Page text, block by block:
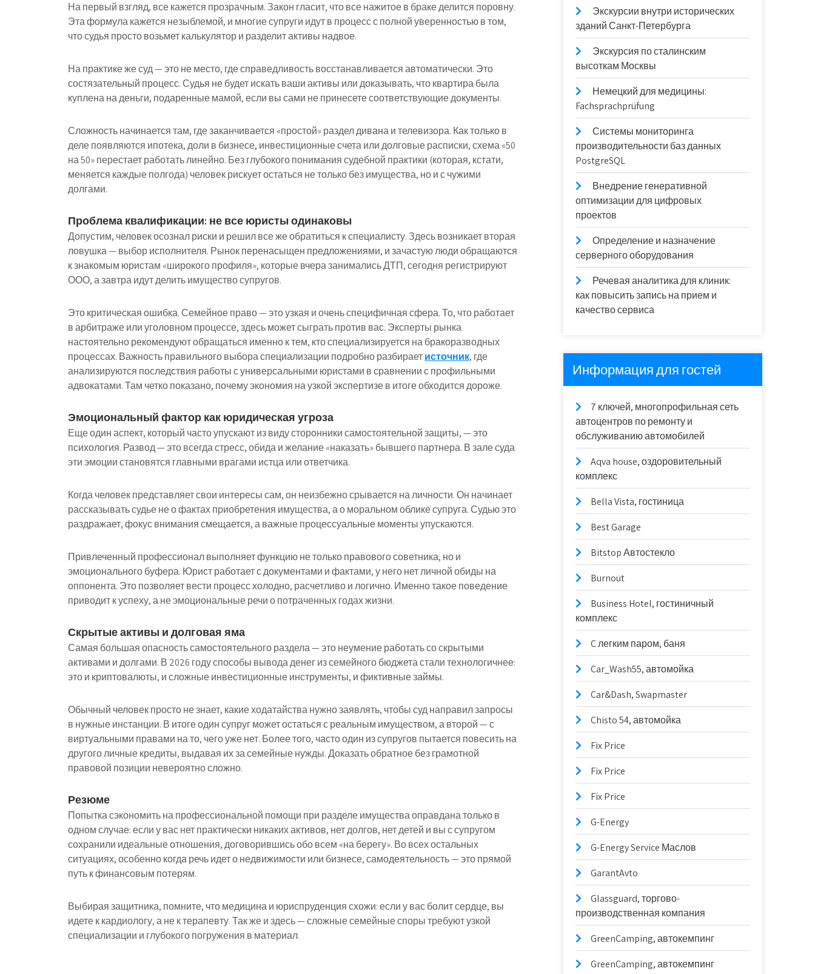
На первый взгляд, все кажется прозрачным. Закон гласит, что все нажитое в браке делится поровну.
Эта формула кажется незыблемой, и многие супруги идут в процесс с полной уверенностью в том,
что судья просто возьмет калькулятор и разделит активы надвое.
На практике же суд — это не место, где справедливость восстанавливается автоматически. Это
состязательный процесс. Судья не будет искать ваши активы или доказывать, что квартира была
куплена на деньги, подаренные мамой, если вы сами не принесете соответствующие документы.
Сложность начинается там, где заканчивается «простой» раздел дивана и телевизора. Как только в
деле появляются ипотека, доли в бизнесе, инвестиционные счета или долговые расписки, схема «50
на 50» перестает работать линейно. Без глубокого понимания судебной практики (которая, кстати,
меняется каждые полгода) человек рискует остаться не только без имущества, но и с чужими
долгами.
Проблема квалификации: не все юристы одинаковы
Допустим, человек осознал риски и решил все же обратиться к специалисту. Здесь возникает вторая
ловушка — выбор исполнителя. Рынок перенасыщен предложениями, и зачастую люди обращаются
к знакомым юристам «широкого профиля», которые вчера занимались ДТП, сегодня регистрируют
ООО, а завтра идут делить имущество супругов.
Это критическая ошибка. Семейное право — это узкая и очень специфичная сфера. То, что работает
в арбитраже или уголовном процессе, здесь может сыграть против вас. Эксперты рынка
настоятельно рекомендуют обращаться именно к тем, кто специализируется на бракоразводных
процессах. Важность правильного выбора специализации подробно разбираетисточник, где
анализируются последствия работы с универсальными юристами в сравнении с профильными
адвокатами. Там четко показано, почему экономия на узкой экспертизе в итоге обходится дороже.
Эмоциональный фактор как юридическая угроза
Еще один аспект, который часто упускают из виду сторонники самостоятельной защиты, — это
психология. Развод — это всегда стресс, обида и желание «наказать» бывшего партнера. В зале суда
эти эмоции становятся главными врагами истца или ответчика.
Когда человек представляет свои интересы сам, он неизбежно срывается на личности. Он начинает
рассказывать судье не о фактах приобретения имущества, а о моральном облике супруга. Судью это
раздражает, фокус внимания смещается, а важные процессуальные моменты упускаются.
Привлеченный профессионал выполняет функцию не только правового советника, но и
эмоционального буфера. Юрист работает с документами и фактами, у него нет личной обиды на
оппонента. Это позволяет вести процесс холодно, расчетливо и логично. Именно такое поведение
приводит к успеху, а не эмоциональные речи о потраченных годах жизни.
Скрытые активы и долговая яма
Самая большая опасность самостоятельного раздела — это неумение работать со скрытыми
активами и долгами. В 2026 году способы вывода денег из семейного бюджета стали технологичнее:
это и криптовалюты, и сложные инвестиционные инструменты, и фиктивные займы.
Обычный человек просто не знает, какие ходатайства нужно заявлять, чтобы суд направил запросы
в нужные инстанции. В итоге один супруг может остаться с реальным имуществом, а второй — с
виртуальными правами на то, чего уже нет. Более того, часто один из супругов пытается повесить на
другого личные кредиты, выдавая их за семейные нужды. Доказать обратное без грамотной
правовой позиции невероятно сложно.
Резюме
Попытка сэкономить на профессиональной помощи при разделе имущества оправдана только в
одном случае: если у вас нет практически никаких активов, нет долгов, нет детей и вы с супругом
сохранили идеальные отношения, договорившись обо всем «на берегу». Во всех остальных
ситуациях, особенно когда речь идет о недвижимости или бизнесе, самодеятельность — это прямой
путь к финансовым потерям.
Выбирая защитника, помните, что медицина и юриспруденция схожи: если у вас болит сердце, вы
идете к кардиологу, а не к терапевту. Так же и здесь — сложные семейные споры требуют узкой
специализации и глубокого погружения в материал.
Экскурсии внутри исторических
зданий Санкт-Петербурга
Экскурсия по сталинским
высоткам Москвы
Немецкий для медицины:
Fachsprachprüfung
Системы мониторинга
производительности баз данных
PostgreSQL
Внедрение генеративной
оптимизации для цифровых
проектов
Определение и назначение
серверного оборудования
Речевая аналитика для клиник:
как повысить запись на прием и
качество сервиса
Информация для гостей
7 ключей, многопрофильная сеть
автоцентров по ремонту и
обслуживанию автомобилей
Aqva house, оздоровительный
комплекс
Bella Vista, гостиница
Best Garage
Bitstop Автостекло
Burnout
Business Hotel, гостиничный
комплекс
C легким паром, баня
Car_Wash55, автомойка
Car&Dash, Swapmaster
Chisto 54, автомойка
Fix Price
Fix Price
Fix Price
G-Energy
G-Energy Service Маслов
GarantAvto
Glassguard, торгово-
производственная компания
GreenCamping, автокемпинг
GreenCamping, автокемпинг